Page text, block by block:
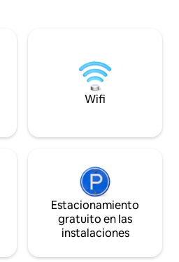
relajante.
¡La zona
como
Wifi
Estacionamiento
gratuito en las
instalaciones